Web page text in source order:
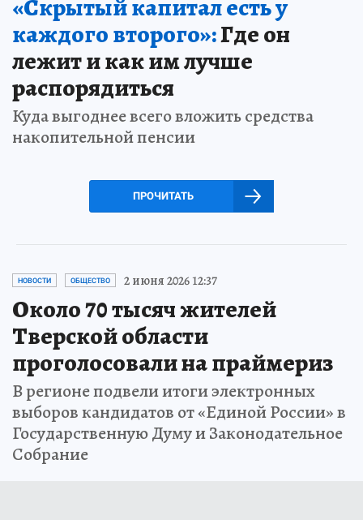
«Скрытый капитал есть у
каждого второго»:Где он
лежит и как им лучше
распорядиться
Куда выгоднее всего вложить средства
накопительной пенсии
ПРОЧИТАТЬ
НОВОСТИ ОБЩЕСТВО 2 июня 2026 12:37
Около 70 тысяч жителей
Тверской области
проголосовали на праймериз
В регионе подвели итоги электронных
выборов кандидатов от «Единой России» в
Государственную Думу и Законодательное
Собрание